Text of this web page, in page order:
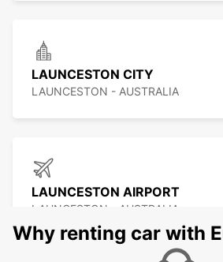
LAUNCESTON CITY
LAUNCESTON - AUSTRALIA
LAUNCESTON AIRPORT
LAUNCESTON - AUSTRALIA
Why renting car with